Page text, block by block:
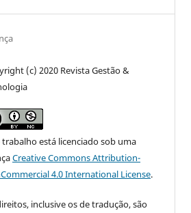
(c) 2020 Revista Gestão &
trabalho está licenciado sob uma
Creative Commons Attribution-
4.0 International License.
inclusive os de tradução, são